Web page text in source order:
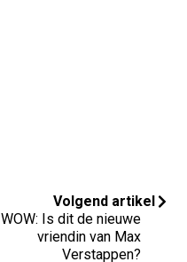
Volgend artikel
WOW: Is dit de nieuwe
vriendin van Max
Verstappen?